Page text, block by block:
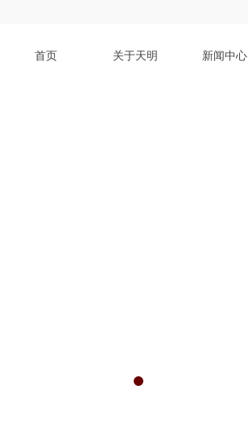
首页 关于天明 新闻中心